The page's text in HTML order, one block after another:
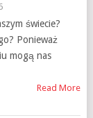
świecie?
Ponieważ
mogą nas
Read More